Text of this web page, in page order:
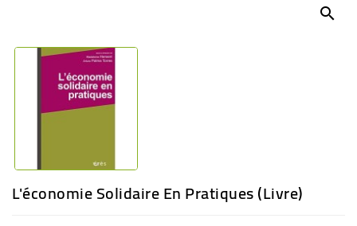
search
L'économie Solidaire En Pratiques (livre)